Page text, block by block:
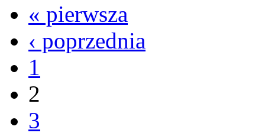
« pierwsza
‹ poprzednia
1
2
3